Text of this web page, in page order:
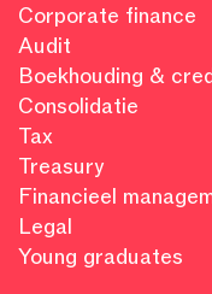
Corporate finance
Audit
Boekhouding &
Consolidatie
Tax
Treasury
Financieel
Legal
Young graduates